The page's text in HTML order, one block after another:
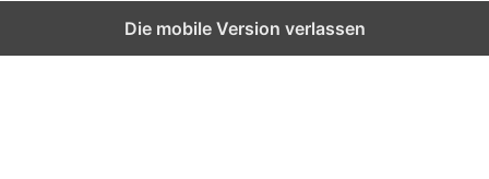
Die mobile Version verlassen